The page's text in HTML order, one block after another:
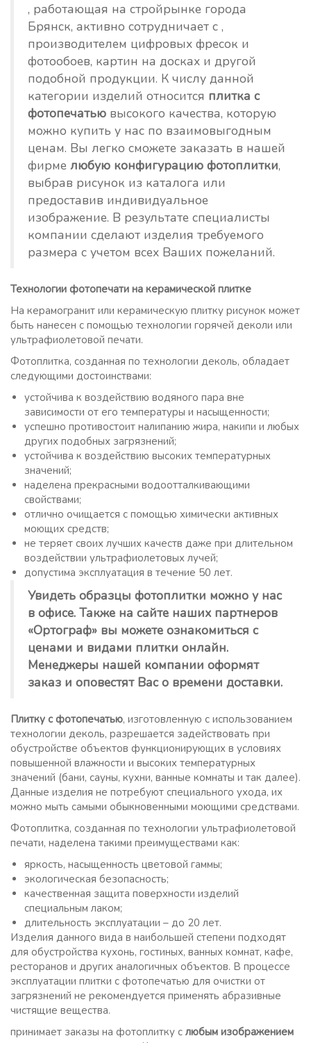
, работающая на стройрынке города
Брянск, активно сотрудничает с ,
производителем цифровых фресок и
фотообоев, картин на досках и другой
подобной продукции. К числу данной
категории изделий относится плитка с
фотопечатью высокого качества, которую
можно купить у нас по взаимовыгодным
ценам. Вы легко сможете заказать в нашей
фирме любую конфигурацию фотоплитки,
выбрав рисунок из каталога или
предоставив индивидуальное
изображение. В результате специалисты
компании сделают изделия требуемого
размера с учетом всех Ваших пожеланий.
Технологии фотопечати на керамической плитке
На керамогранит или керамическую плитку рисунок может
быть нанесен с помощью технологии горячей деколи или
ультрафиолетовой печати.
Фотоплитка, созданная по технологии деколь, обладает
следующими достоинствами:
устойчива к воздействию водяного пара вне
зависимости от его температуры и насыщенности;
успешно противостоит налипанию жира, накипи и любых
других подобных загрязнений;
устойчива к воздействию высоких температурных
значений;
наделена прекрасными водоотталкивающими
свойствами;
отлично очищается с помощью химически активных
моющих средств;
не теряет своих лучших качеств даже при длительном
воздействии ультрафиолетовых лучей;
допустима эксплуатация в течение 50 лет.
Увидеть образцы фотоплитки можно у нас
в офисе. Также на сайте наших партнеров
«Ортограф» вы можете ознакомиться с
ценами и видами плитки онлайн.
Менеджеры нашей компании оформят
заказ и оповестят Вас о времени доставки.
Плитку с фотопечатью, изготовленную с использованием
технологии деколь, разрешается задействовать при
обустройстве объектов функционирующих в условиях
повышенной влажности и высоких температурных
значений (бани, сауны, кухни, ванные комнаты и так далее).
Данные изделия не потребуют специального ухода, их
можно мыть самыми обыкновенными моющими средствами.
Фотоплитка, созданная по технологии ультрафиолетовой
печати, наделена такими преимуществами как:
яркость, насыщенность цветовой гаммы;
экологическая безопасность;
качественная защита поверхности изделий
специальным лаком;
длительность эксплуатации – до 20 лет.
Изделия данного вида в наибольшей степени подходят
для обустройства кухонь, гостиных, ванных комнат, кафе,
ресторанов и других аналогичных объектов. В процессе
эксплуатации плитки с фотопечатью для очистки от
загрязнений не рекомендуется применять абразивные
чистящие вещества.
принимает заказы на фотоплитку с любым изображением